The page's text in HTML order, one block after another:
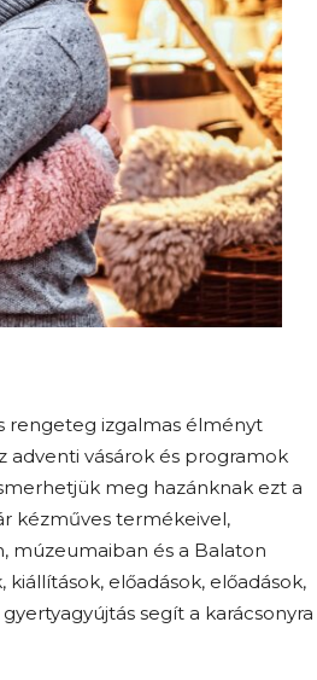
rengeteg izgalmas élményt
adventi vásárok és programok
meg hazánknak ezt a
kézműves termékeivel,
múzeumaiban és a Balaton
előadások, előadások,
segít a karácsonyra